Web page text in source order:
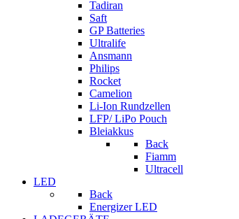
Tadiran
Saft
GP Batteries
Ultralife
Ansmann
Philips
Rocket
Camelion
Li-Ion Rundzellen
LFP/ LiPo Pouch
Bleiakkus
Back
Fiamm
Ultracell
LED
Back
Energizer LED